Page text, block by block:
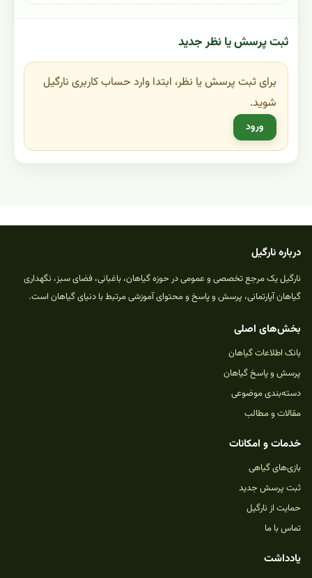
ثبت پرسش یا نظر جدید
برای ثبت پرسش یا نظر، ابتدا وارد حساب کاربری نارگیل
شوید.
ورود
درباره نارگیل
نارگیل یک مرجع تخصصی و عمومی در حوزه گیاهان، باغبانی، فضای سبز، نگهداری
گیاهان آپارتمانی، پرسش و پاسخ و محتوای آموزشی مرتبط با دنیای گیاهان است.
بخش‌های اصلی
بانک اطلاعات گیاهان
پرسش و پاسخ گیاهان
دسته‌بندی موضوعی
مقالات و مطالب
خدمات و امکانات
بازی‌های گیاهی
ثبت پرسش جدید
حمایت از نارگیل
تماس با ما
یادداشت